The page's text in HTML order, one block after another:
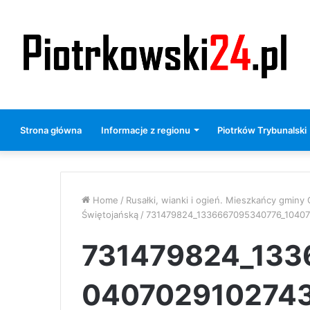
Strona główna Informacje z regionu Piotrków Trybunalski
Home / Rusałki, wianki i ogień. Mieszkańcy
Świętojańską /